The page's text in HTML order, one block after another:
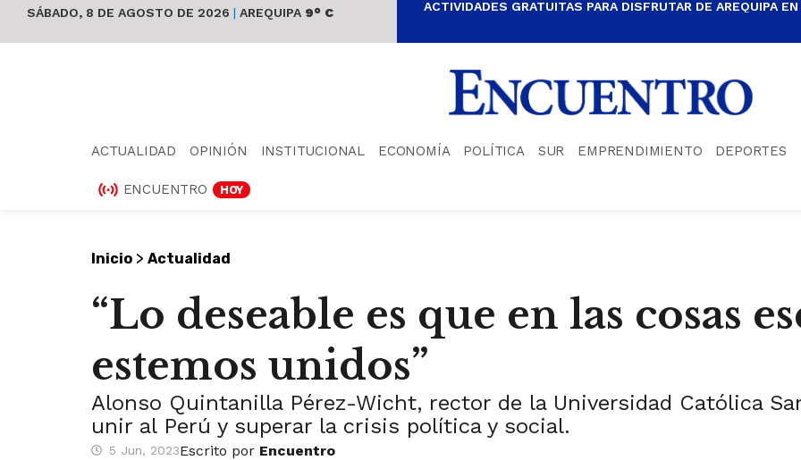
SÁBADO, 8 DE AGOSTO DE 2026 | AREQUIPA 9° C ACTIVIDADES GRATUITAS PARA DISFRUTAR DE AREQUIPA
ACTUALIDAD OPINIÓN INSTITUCIONAL ECONOMÍA POLÍTICA SUR EMPRENDIMIENTO DEPORTES
ENCUENTRO HOY
Inicio > Actualidad
“Lo deseable es que en las cosas
estemos unidos”
Alonso Quintanilla Pérez-Wicht, rector de la Universidad Católica
unir al Perú y superar la crisis política y social.
5 Jun, 2023Escrito por Encuentro